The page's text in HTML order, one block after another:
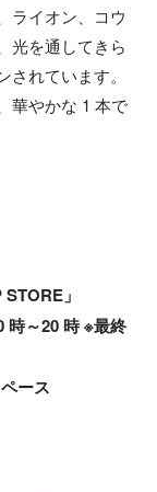
ライオン、コウ
光を通してきら
れています。
華やかな 1 本で
」
時～20 時 ※最終
ース